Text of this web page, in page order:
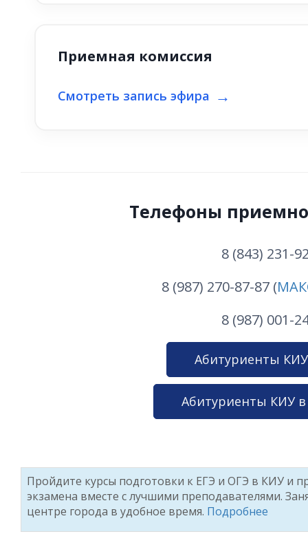
Приемная комиссия
Смотреть запись эфира
Телефоны
8 (843) 231-
8 (987) 270-87-87 (
8 (987) 001-
Абитуриенты
Абитуриенты КИУ в
Пройдите курсы подготовки к ЕГЭ и ОГЭ в КИУ и
экзамена вместе с лучшими преподавателями.
центре города в удобное время. Подробнее